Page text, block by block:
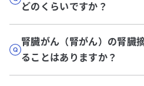
どのくらいですか？
腎臓がん（腎がん）の腎臓
ることはありますか？